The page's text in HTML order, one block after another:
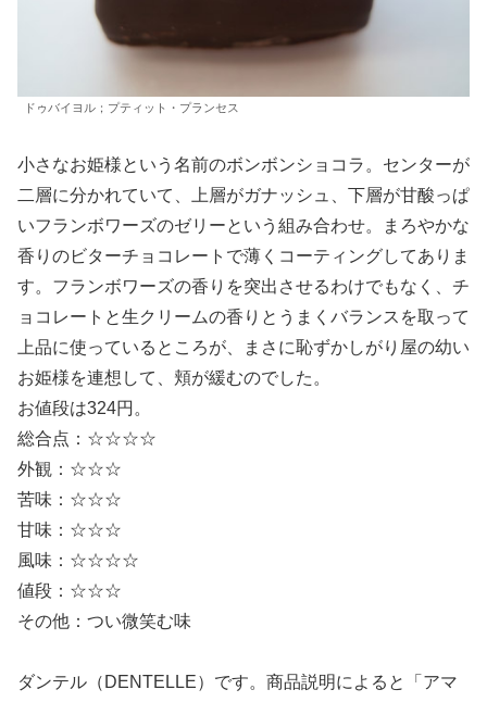
ドゥバイヨル；プティット・プランセス
小さなお姫様という名前のボンボンショコラ。センターが
二層に分かれていて、上層がガナッシュ、下層が甘酸っぱ
いフランボワーズのゼリーという組み合わせ。まろやかな
香りのビターチョコレートで薄くコーティングしてありま
す。フランボワーズの香りを突出させるわけでもなく、チ
ョコレートと生クリームの香りとうまくバランスを取って
上品に使っているところが、まさに恥ずかしがり屋の幼い
お姫様を連想して、頬が緩むのでした。
お値段は324円。
総合点：☆☆☆☆
外観：☆☆☆
苦味：☆☆☆
甘味：☆☆☆
風味：☆☆☆☆
値段：☆☆☆
その他：つい微笑む味
ダンテル（DENTELLE）です。商品説明によると「アマ